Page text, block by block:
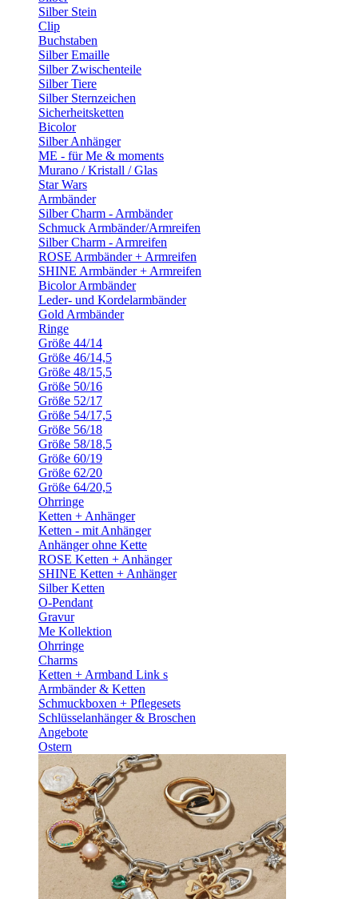
Silber Stein
Clip
Buchstaben
Silber Emaille
Silber Zwischenteile
Silber Tiere
Silber Sternzeichen
Sicherheitsketten
Bicolor
Silber Anhänger
ME - für Me & moments
Murano / Kristall / Glas
Star Wars
Armbänder
Silber Charm - Armbänder
Schmuck Armbänder/Armreifen
Silber Charm - Armreifen
ROSE Armbänder + Armreifen
SHINE Armbänder + Armreifen
Bicolor Armbänder
Leder- und Kordelarmbänder
Gold Armbänder
Ringe
Größe 44/14
Größe 46/14,5
Größe 48/15,5
Größe 50/16
Größe 52/17
Größe 54/17,5
Größe 56/18
Größe 58/18,5
Größe 60/19
Größe 62/20
Größe 64/20,5
Ohrringe
Ketten + Anhänger
Ketten - mit Anhänger
Anhänger ohne Kette
ROSE Ketten + Anhänger
SHINE Ketten + Anhänger
Silber Ketten
O-Pendant
Gravur
Me Kollektion
Ohrringe
Charms
Ketten + Armband Link s
Armbänder & Ketten
Schmuckboxen + Pflegesets
Schlüsselanhänger & Broschen
Angebote
Ostern